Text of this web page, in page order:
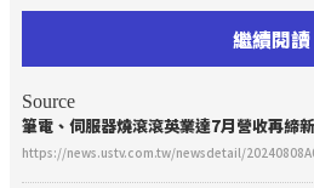
繼續閱讀
Source
筆電、伺服器燒滾滾英業達7月營收再締
https://news.ustv.com.tw/newsdetail/